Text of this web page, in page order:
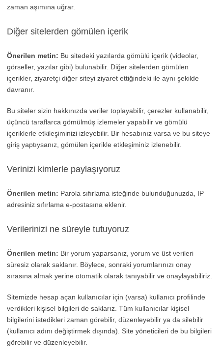
zaman aşımına uğrar.
Diğer sitelerden gömülen içerik
Önerilen metin: Bu sitedeki yazılarda gömülü içerik (videolar,
görseller, yazılar gibi) bulunabilir. Diğer sitelerden gömülen
içerikler, ziyaretçi diğer siteyi ziyaret ettiğindeki ile aynı şekilde
davranır.
Bu siteler sizin hakkınızda veriler toplayabilir, çerezler kullanabilir,
üçüncü taraflarca gömülmüş izlemeler yapabilir ve gömülü
içeriklerle etkileşiminizi izleyebilir. Bir hesabınız varsa ve bu siteye
giriş yaptıysanız, gömülen içerikle etkleşiminiz izlenebilir.
Verinizi kimlerle paylaşıyoruz
Önerilen metin: Parola sıfırlama isteğinde bulunduğunuzda, IP
adresiniz sıfırlama e-postasına eklenir.
Verilerinizi ne süreyle tutuyoruz
Önerilen metin: Bir yorum yaparsanız, yorum ve üst verileri
süresiz olarak saklanır. Böylece, sonraki yorumlarınızı onay
sırasına almak yerine otomatik olarak tanıyabilir ve onaylayabiliriz.
Sitemizde hesap açan kullanıcılar için (varsa) kullanıcı profilinde
verdikleri kişisel bilgileri de saklarız. Tüm kullanıcılar kişisel
bilgilerini istedikleri zaman görebilir, düzenleyebilir ya da silebilir
(kullanıcı adını değiştirmek dışında). Site yöneticileri de bu bilgileri
görebilir ve düzenleyebilir.